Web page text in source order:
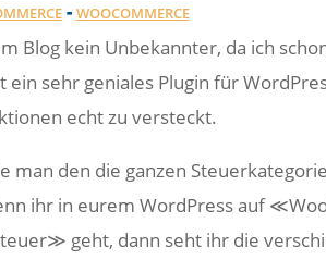
- WOOCOMMERCE
Blog kein Unbekannter, da ich
ein sehr geniales Plugin für
echt zu versteckt.
man den die ganzen
ihr in eurem WordPress auf
geht, dann seht ihr die